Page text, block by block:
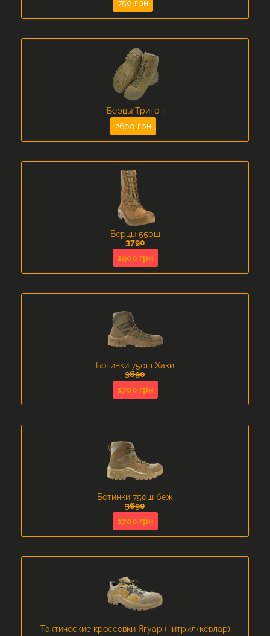
750 грн
Берцы Тритон
2600 грн
Берцы 550ш
3790
1900 грн
Ботинки 750ш Хаки
3690
1700 грн
Ботинки 750ш беж
3690
1700 грн
Тактические кроссовки Ягуар (нитрил+кевлар)